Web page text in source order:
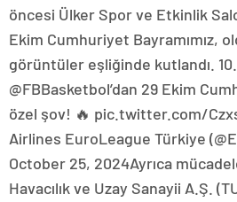
öncesi Ülker Spor ve Etkinlik
Ekim Cumhuriyet Bayramımız,
görüntüler eşliğinde kutlandı.
@FBBasketbol’dan 29 Ekim
özel şov! 🔥 pic.twitter.com/
Airlines EuroLeague Türkiye
October 25, 2024Ayrıca
Havacılık ve Uzay Sanayii A.Ş.